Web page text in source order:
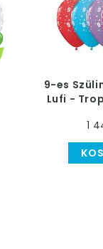
9-es
Lufi -
1